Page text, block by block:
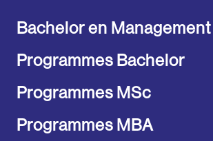
Bachelor en Management
Programmes Bachelor
Programmes MSc
Programmes MBA